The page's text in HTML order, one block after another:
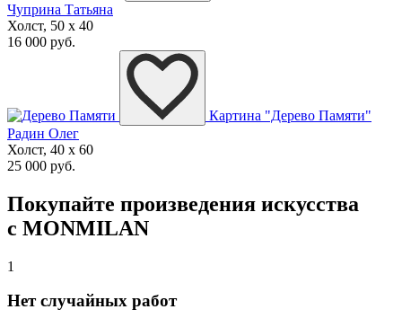
Чуприна Татьяна
Холст, 50 x 40
16 000 руб.
Картина "Дерево Памяти"
Радин Олег
Холст, 40 x 60
25 000 руб.
Покупайте произведения искусства
с MONMILAN
1
Нет случайных работ